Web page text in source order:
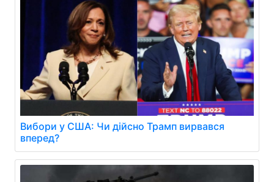
Вибори у США: Чи дійсно Трамп вирвався
вперед?